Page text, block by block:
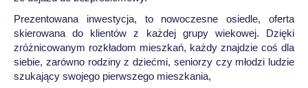
Prezentowana inwestycja, to nowoczesne osiedle, oferta
skierowana do klientów z każdej grupy wiekowej. Dzięki
zróżnicowanym rozkładom mieszkań, każdy znajdzie coś dla
siebie, zarówno rodziny z dziećmi, seniorzy czy młodzi ludzie
szukający swojego pierwszego mieszkania,